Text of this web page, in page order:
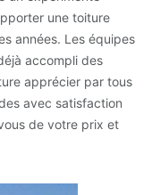
une toiture
années. Les équipes
accompli des
apprécier par tous
avec satisfaction
de votre prix et